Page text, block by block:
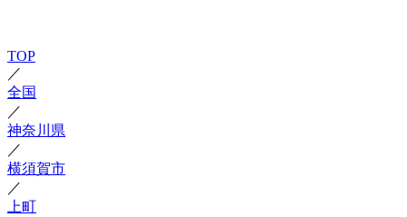
TOP
／
全国
／
神奈川県
／
横須賀市
／
上町